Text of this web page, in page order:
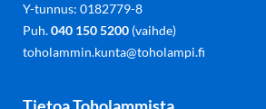
Y-tunnus: 0182779-8
Puh.040 150 5200(vaihde)
toholammin.kunta@toholampi.fi
Tietoa Toholammista